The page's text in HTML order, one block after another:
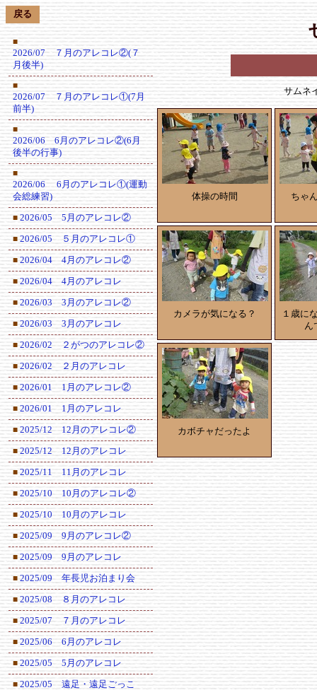
戻る
■
2026/07 ７月のアレコレ②(７
月後半)
■
2026/07 ７月のアレコレ①(7月
前半)
■
2026/06 6月のアレコレ②(6月
後半の行事)
■
2026/06 6月のアレコレ①(運動
会総練習)
■ 2026/05 5月のアレコレ②
■ 2026/05 ５月のアレコレ①
■ 2026/04 4月のアレコレ②
■ 2026/04 4月のアレコレ
■ 2026/03 3月のアレコレ②
■ 2026/03 3月のアレコレ
■ 2026/02 ２がつのアレコレ②
■ 2026/02 ２月のアレコレ
■ 2026/01 1月のアレコレ②
■ 2026/01 1月のアレコレ
■ 2025/12 12月のアレコレ②
■ 2025/12 12月のアレコレ
■ 2025/11 11月のアレコレ
■ 2025/10 10月のアレコレ②
■ 2025/10 10月のアレコレ
■ 2025/09 9月のアレコレ②
■ 2025/09 9月のアレコレ
■ 2025/09 年長児お泊まり会
■ 2025/08 ８月のアレコレ
■ 2025/07 ７月のアレコレ
■ 2025/06 6月のアレコレ
■ 2025/05 5月のアレコレ
■ 2025/05 遠足・遠足ごっこ
サムネ
体操の時間 ちゃ
カメラが気になる？
１歳に
ん
カボチャだったよ